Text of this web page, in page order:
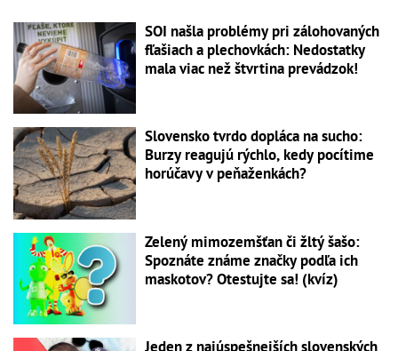
SOI našla problémy pri zálohovaných
fľašiach a plechovkách: Nedostatky
mala viac než štvrtina prevádzok!
Slovensko tvrdo dopláca na sucho:
Burzy reagujú rýchlo, kedy pocítime
horúčavy v peňaženkách?
Zelený mimozemšťan či žltý šašo:
Spoznáte známe značky podľa ich
maskotov? Otestujte sa! (kvíz)
Jeden z najúspešnejších slovenských